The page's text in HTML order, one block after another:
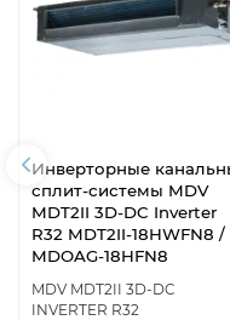
Инверторные
сплит-системы MDV
MDT2II 3D-DC Inverter
R32 MDT2II-18HWFN8 /
MDOAG-18HFN8
MDV MDT2II 3D-DC
INVERTER R32